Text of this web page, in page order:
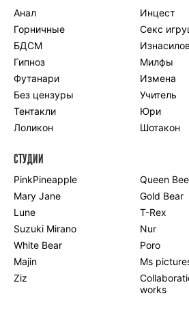
Animedia
Kansai
Onibaku
Shiza
ПО ЖАНРАМ
Комедия
Романтика
Школа
Этти
Боевые
искусства
Гарем
Драма
Игры
Исторический
Магия
Фантастика
Фэнтези
Мистика
другой мир
Хентай
ПО ГОДУ
Анал
Инцест
Горничные
Секс
БДСМ
Гипноз
Милфы
Футанари
Измена
Без цензуры
Учитель
Тентакли
Юри
Лоликон
Шотакон
СТУДИИ
PinkPineapple
Queen Bee
Mary Jane
Gold Bear
Lune
T-Rex
Suzuki Mirano
Nur
White Bear
Poro
Majin
Ms
Ziz
works